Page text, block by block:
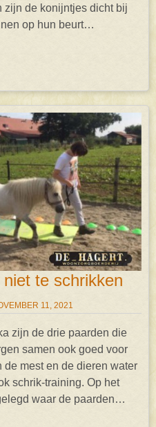
zijn de konijntjes dicht bij
op hun beurt…
te schrikken
11, 2021
zijn de drie paarden die
samen ook goed voor
de mest en de dieren water
schrik-training. Op het
waar de paarden…